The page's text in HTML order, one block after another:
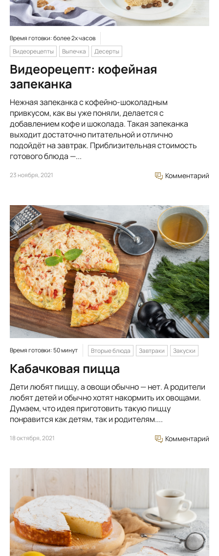
Время готовки: более 2х часов
Видеорецепты
Выпечка Десерты
Видеорецепт: кофейная
запеканка
Нежная запеканка с кофейно-шоколадным
привкусом, как вы уже поняли, делается с
добавлением кофе и шоколада. Такая запеканка
выходит достаточно питательной и отлично
подойдёт на завтрак. Приблизительная стоимость
готового блюда —...
23 ноября, 2021 Комментарий
Время готовки: 50 минут Вторые блюда Завтраки Закуски
Кабачковая пицца
Дети любят пиццу, а овощи обычно — нет. А родители
любят детей и обычно хотят накормить их овощами.
Думаем, что идея приготовить такую пиццу
понравится как детям, так и родителям....
18 октября, 2021 Комментарий